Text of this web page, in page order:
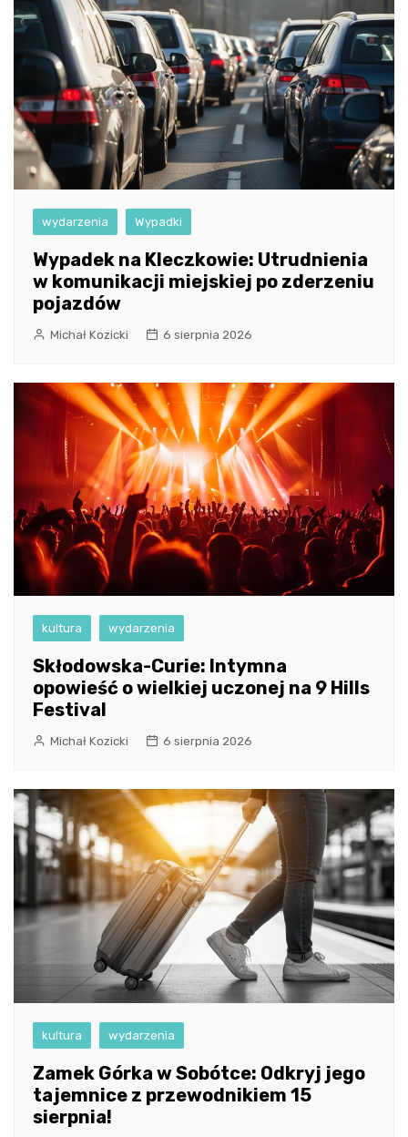
wydarzenia Wypadki
Wypadek na Kleczkowie: Utrudnienia
w komunikacji miejskiej po zderzeniu
pojazdów
Michał Kozicki 6 sierpnia 2026
kultura wydarzenia
Skłodowska-Curie: Intymna
opowieść o wielkiej uczonej na 9 Hills
Festival
Michał Kozicki 6 sierpnia 2026
kultura wydarzenia
Zamek Górka w Sobótce: Odkryj jego
tajemnice z przewodnikiem 15
sierpnia!